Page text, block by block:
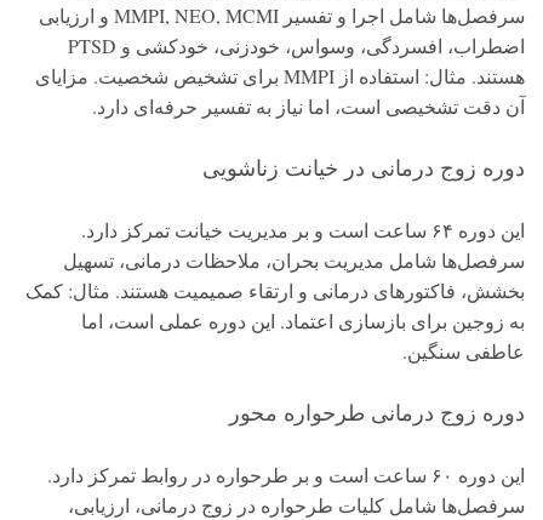
سرفصل‌ها شامل اجرا و تفسیر MMPI, NEO, MCMI و ارزیابی
اضطراب، افسردگی، وسواس، خودزنی، خودکشی و PTSD
هستند. مثال: استفاده از MMPI برای تشخیص شخصیت. مزایای
آن دقت تشخیصی است، اما نیاز به تفسیر حرفه‌ای دارد.
دوره زوج‌ درمانی در خیانت زناشویی
این دوره ۶۴ ساعت است و بر مدیریت خیانت تمرکز دارد.
سرفصل‌ها شامل مدیریت بحران، ملاحظات درمانی، تسهیل
بخشش، فاکتورهای درمانی و ارتقاء صمیمیت هستند. مثال: کمک
به زوجین برای بازسازی اعتماد. این دوره عملی است، اما
عاطفی سنگین.
دوره زوج درمانی طرحواره محور
این دوره ۶۰ ساعت است و بر طرحواره در روابط تمرکز دارد.
سرفصل‌ها شامل کلیات طرحواره در زوج درمانی، ارزیابی،